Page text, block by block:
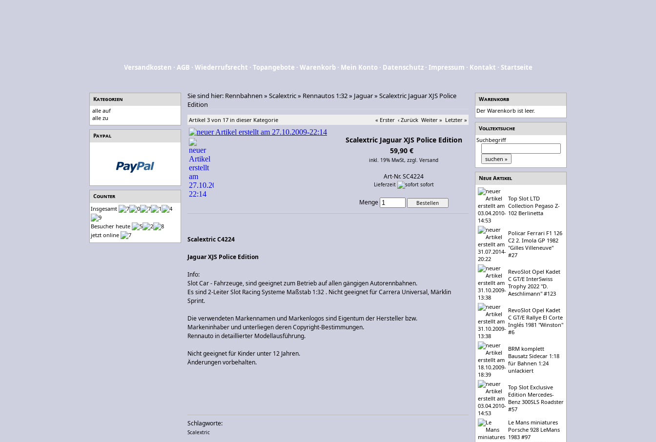
Versandkosten · AGB · Wiederrufsrecht · Topangebote · Warenkorb· Mein Konto · Datenschutz· Impressum · Kontakt · Startseite
Kategorien
alle auf
alle zu
Paypal
Counter
Insgesamt
Besucher heute
jetzt online
Sie sind hier: Rennbahnen » Scalextric» Rennautos 1:32» Jaguar» Scalextric Jaguar XJS Police
Edition
Artikel 3 von 17 in dieser Kategorie « Erster ‹ Zurück Weiter » Letzter »
Scalextric Jaguar XJS Police Edition
59,90 €
inkl. 19% MwSt, zzgl. Versand
Art-Nr. SC4224
Lieferzeit sofort
Menge
Scalextric C4224
Jaguar XJS Police Edition
Info:
Slot Car - Fahrzeuge, sind geeignet zum Betrieb auf allen gängigen Autorennbahnen.
Es sind 2-Leiter Slot Racing Systeme Maßstab 1:32 . Nicht geeignet für Carrera Universal, Märklin
Sprint.
Die verwendeten Markennamen und Markenlogos sind Eigentum der Hersteller bzw.
Markeninhaber und unterliegen deren Copyright-Bestimmungen.
Rennauto in detaillierter Modellausführung.
Nicht geeignet für Kinder unter 12 Jahren.
Änderungen vorbehalten.
Schlagworte:
Scalextric
Warenkorb
Der Warenkorb ist leer.
Volltextsuche
Suchbegriff
Neue Artikel
Top Slot LTD
Collection Pegaso Z-
102 Berlinetta
Policar Ferrari F1 126
C2 2. Imola GP 1982
"Gilles Villeneuve"
#27
RevoSlot Opel Kadet
C GT/E InterSwiss
Trophy 2022 "D.
Aeschlimann" #123
RevoSlot Opel Kadet
C GT/E Rallye El Corte
Inglés 1981 "Winston"
#6
BRM komplett
Bausatz Sidecar 1:18
für Bahnen 1:24
unlackiert
Top Slot Exclusive
Edition Mercedes-
Benz 300SLS Roadster
#57
Le Mans miniatures
Porsche 928 LeMans
1983 #97